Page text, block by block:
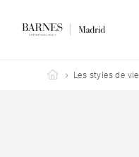
Barnes Madrid
Les styles de vie